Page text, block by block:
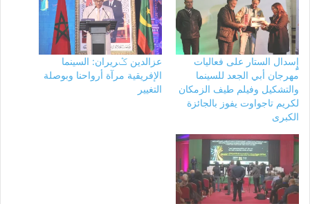
إٍٍسدال الستار على فعاليات
مهرجان أبي الجعد للسينما
والتشكيل وفيلم طيف الزمكان
لكريم تاجواوت يفوز بالجائزة
الكبرى
عزالدين ݣريران: السينما
الإفريقية مرآة أرواحنا وبوصلة
التغيير